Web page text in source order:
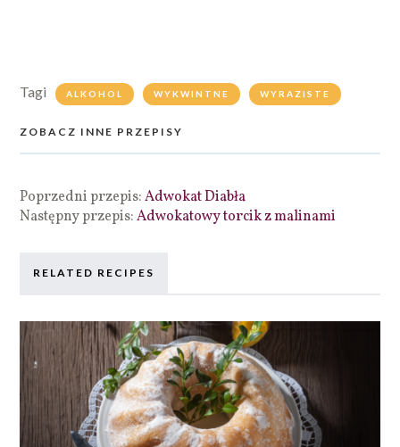
Tagi ALKOHOL WYKWINTNE WYRAZISTE
ZOBACZ INNE PRZEPISY
Poprzedni przepis:Adwokat Diabła
Następny przepis:Adwokatowy torcik z malinami
RELATED RECIPES